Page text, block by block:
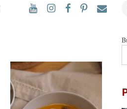
YouTubeInstagram
Facebook
Pinterest